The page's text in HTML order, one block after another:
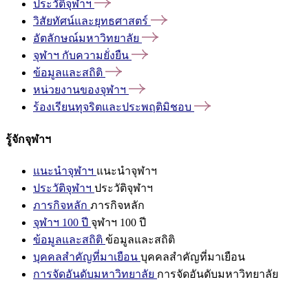
ประวัติจุฬาฯ
วิสัยทัศน์และยุทธศาสตร์
อัตลักษณ์มหาวิทยาลัย
จุฬาฯ กับความยั่งยืน
ข้อมูลและสถิติ
หน่วยงานของจุฬาฯ
ร้องเรียนทุจริตและประพฤติมิชอบ
รู้จักจุฬาฯ
แนะนำจุฬาฯ แนะนำจุฬาฯ
ประวัติจุฬาฯ ประวัติจุฬาฯ
ภารกิจหลัก ภารกิจหลัก
จุฬาฯ 100 ปี จุฬาฯ 100 ปี
ข้อมูลและสถิติ ข้อมูลและสถิติ
บุคคลสำคัญที่มาเยือน บุคคลสำคัญที่มาเยือน
การจัดอันดับมหาวิทยาลัย การจัดอันดับมหาวิทยาลัย